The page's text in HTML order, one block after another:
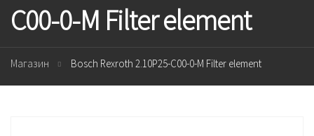
C00-0-M Filter element
Магазин Bosch Rexroth 2.10P25-C00-0-M Filter element